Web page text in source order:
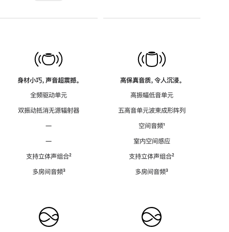
身材小巧，声音超震撼。
全频驱动单元
双振动抵消无源辐射器
—
—
支持立体声组合脚
²
多房间音频脚
³
高保真音质，令人沉浸。
高振幅低音单元
五高音单元波束成形阵列
空间音频脚
¹
室内空间感应
支持立体声组合脚
²
多房间音频脚
³